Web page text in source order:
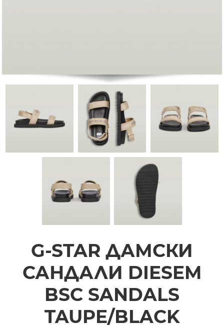
G-STAR ДАМСКИ
САНДАЛИ DIESEM
BSC SANDALS
TAUPE/BLACK